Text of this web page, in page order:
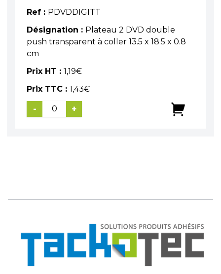
Ref : PDVDDIGITT
Désignation : Plateau 2 DVD double
push transparent à coller 13.5 x 18.5 x 0.8
cm
Prix HT : 1,19€
Prix TTC : 1,43€
- +